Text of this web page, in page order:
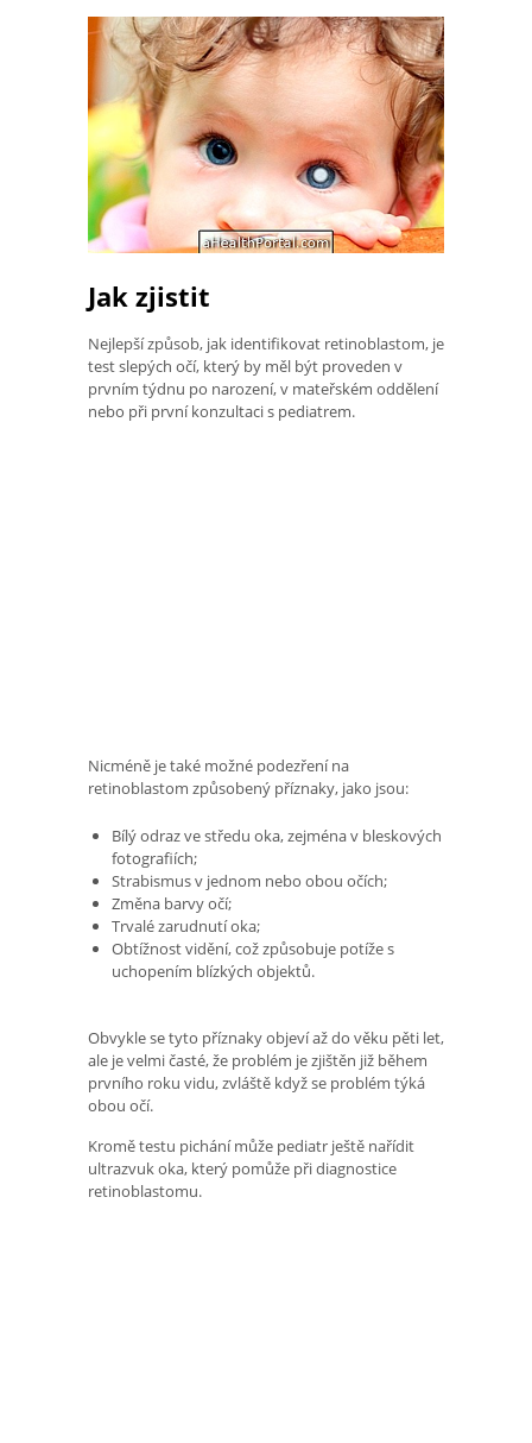
Jak zjistit
Nejlepší způsob, jak identifikovat retinoblastom, je
test slepých očí, který by měl být proveden v
prvním týdnu po narození, v mateřském oddělení
nebo při první konzultaci s pediatrem.
Nicméně je také možné podezření na
retinoblastom způsobený příznaky, jako jsou:
Bílý odraz ve středu oka, zejména v bleskových
fotografiích;
Strabismus v jednom nebo obou očích;
Změna barvy očí;
Trvalé zarudnutí oka;
Obtížnost vidění, což způsobuje potíže s
uchopením blízkých objektů.
Obvykle se tyto příznaky objeví až do věku pěti let,
ale je velmi časté, že problém je zjištěn již během
prvního roku vidu, zvláště když se problém týká
obou očí.
Kromě testu pichání může pediatr ještě nařídit
ultrazvuk oka, který pomůže při diagnostice
retinoblastomu.